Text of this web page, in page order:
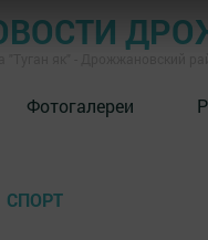
Фотогалереи
СПОРТ